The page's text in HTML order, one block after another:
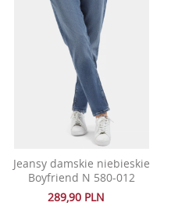
Jeansy damskie niebieskie
Boyfriend N 580-012
289,90 PLN